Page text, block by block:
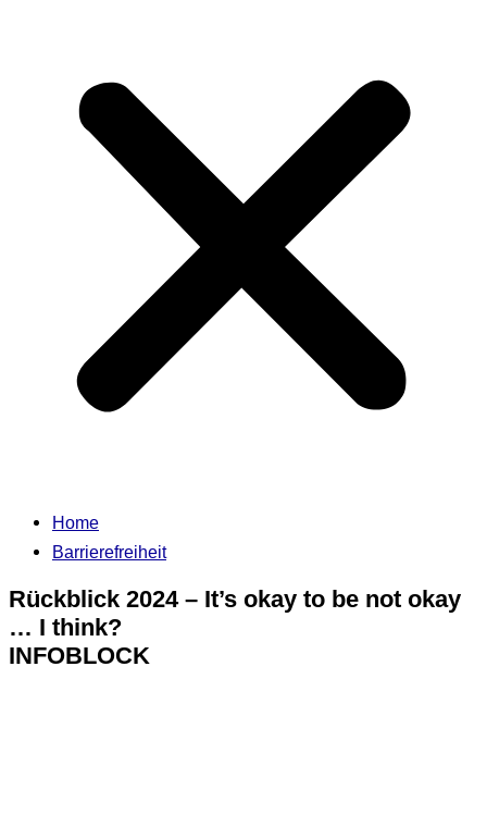
Home
Barrierefreiheit
Rückblick 2024 – It’s okay to be not okay
… I think?
INFOBLOCK